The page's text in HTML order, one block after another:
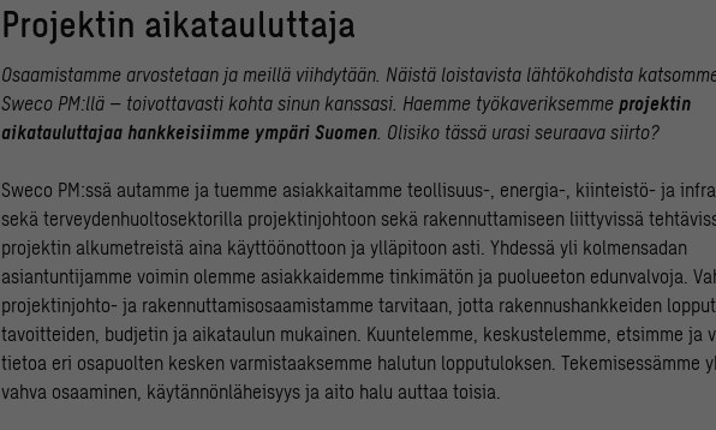
Projektin aikatauluttaja
Osaamistamme arvostetaan ja meillä viihdytään. Näistä loistavista lähtökohdista
Sweco PM:llä – toivottavasti kohta sinun kanssasi. Haemme työkaveriksemme projektin
aikatauluttajaa hankkeisiimme ympäri Suomen . Olisiko tässä urasi seuraava siirto?
Sweco PM:ssä autamme ja tuemme asiakkaitamme teollisuus-, energia-, kiinteistö- ja
sekä terveydenhuoltosektorilla projektinjohtoon sekä rakennuttamiseen liittyvissä
projektin alkumetreistä aina käyttöönottoon ja ylläpitoon asti. Yhdessä yli kolmensadan
asiantuntijamme voimin olemme asiakkaidemme tinkimätön ja puolueeton edunvalvoja.
projektinjohto- ja rakennuttamisosaamistamme tarvitaan, jotta rakennushankkeiden
tavoitteiden, budjetin ja aikataulun mukainen. Kuuntelemme, keskustelemme, etsimme ja
tietoa eri osapuolten kesken varmistaaksemme halutun lopputuloksen. Tekemisessämme
vahva osaaminen, käytännönläheisyys ja aito halu auttaa toisia.